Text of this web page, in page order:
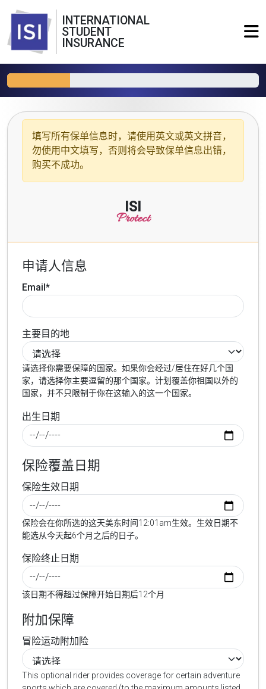
INTERNATIONAL
STUDENT
INSURANCE
填写所有保单信息时，请使用 英文或英文拼音，
勿使用中文填写，否则将会导致保单信息出错，
购买不成功。
ISI
Protect
申请人信息
Email*
主要目的地
请选择你需要保障的国家。如果你会经过/居住在好几个国
家，请选择你主要逗留的那个国家。计划覆盖你祖国以外的
国家，并不只限制于你在这输入的这一个国家。
出生日期
保险覆盖日期
保险生效日期
保险会在你所选的这天美东时间12:01am生效。生效日期不
能选从今天起6个月之后的日子。
保险终止日期
该日期不得超过保障开始日期后12个月
附加保障
冒险运动附加险
This optional rider provides coverage for certain adventure